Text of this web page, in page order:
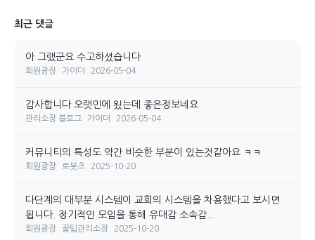
최근 댓글
아 그랬군요 수고하셨습니다
회원광장 가이더 2026-05-04
감사합니다 오랫민에 욌는데 좋은정보네요
관리소장 블로그 가이더 2026-05-04
커뮤니티의 특성도 약간 비슷한 부분이 있는것같아요 ㅋㅋ
회원광장 로봇츠 2025-10-20
다단계의 대부분 시스템이 교회의 시스템을 차용했다고 보시면
됩니다. 정기적인 모임을 통해 유대감 소속감...
회원광장 꿀팁관리소장 2025-10-20